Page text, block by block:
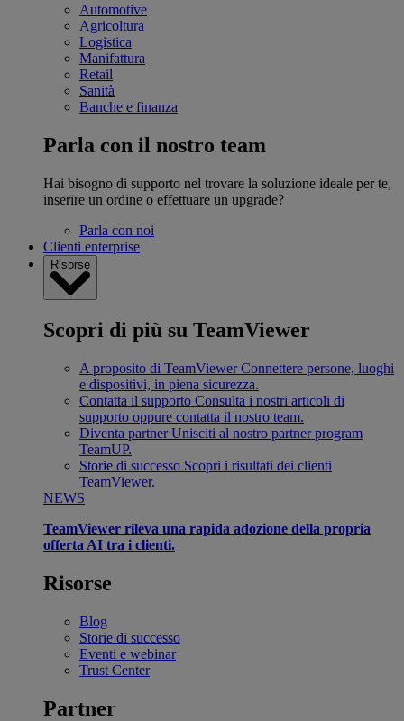
Automotive
Agricoltura
Logistica
Manifattura
Retail
Sanità
Banche e finanza
Parla con il nostro team
Hai bisogno di supporto nel trovare la soluzione ideale per te,
inserire un ordine o effettuare un upgrade?
Parla con noi
Clienti enterprise
Risorse
Scopri di più su TeamViewer
A proposito di TeamViewer Connettere persone, luoghi
e dispositivi, in piena sicurezza.
Contatta il supporto Consulta i nostri articoli di
supporto oppure contatta il nostro team.
Diventa partner Unisciti al nostro partner program
TeamUP.
Storie di successo Scopri i risultati dei clienti
TeamViewer.
NEWS
TeamViewer rileva una rapida adozione della propria
offerta AI tra i clienti.
Risorse
Blog
Storie di successo
Eventi e webinar
Trust Center
Partner